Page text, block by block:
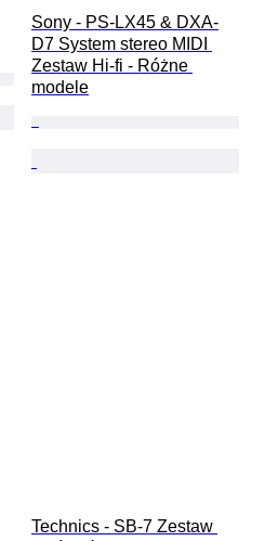
Sony - PS-LX45 & DXA-
D7 System stereo MIDI
Zestaw Hi-fi - Różne
modele
Technics - SB-7 Zestaw